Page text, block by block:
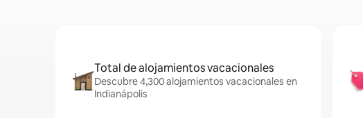
Total de alojamientos vacacionales
Descubre 4,300 alojamientos vacacionales en
Indianápolis